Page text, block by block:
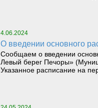
4.06.2024
О введении основного
Сообщаем о введении
Левый берег Печоры»
Указанное расписание на